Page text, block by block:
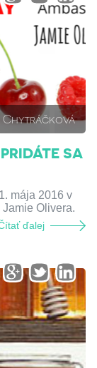
Chytráčková
SA
mája 2016 v
Olivera.
ďalej